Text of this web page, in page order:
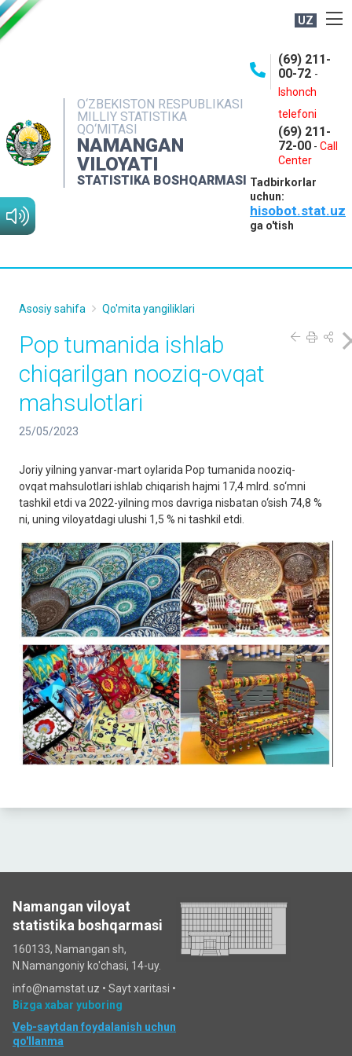
UZ
O‘ZBEKISTON RESPUBLIKASI
MILLIY STATISTIKA
QO‘MITASI
NAMANGAN
VILOYATI
STATISTIKA BOSHQARMASI
(69) 211-
00-72 -
Ishonch
telefoni
(69) 211-
72-00 - Call
Center
Tadbirkorlar
uchun:
hisobot.stat.uz
ga o'tish
NASHRLAR
INTERAKTIV XIZMATLAR
MATBUOT XIZMATI
MUROJAATLAR
Asosiy sahifa Qo'mita yangiliklari
Pop tumanida ishlab
chiqarilgan nooziq-ovqat
mahsulotlari
25/05/2023
Joriy yilning yanvar-mart oylarida Pop tumanida nooziq-
ovqat mahsulotlari ishlab chiqarish hajmi 17,4 mlrd. so‘mni
tashkil etdi va 2022-yilning mos davriga nisbatan o‘sish 74,8 %
ni, uning viloyatdagi ulushi 1,5 % ni tashkil etdi.
Namangan viloyat
statistika boshqarmasi
160133, Namangan sh,
N.Namangoniy ko'chasi, 14-uy.
info@namstat.uz • Sayt xaritasi •
Bizga xabar yuboring
Veb-saytdan foydalanish uchun
qo'llanma